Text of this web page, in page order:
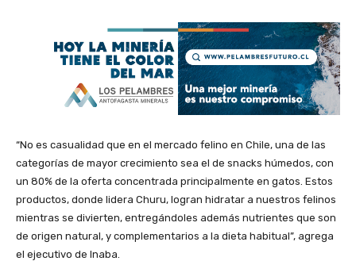
“No es casualidad que en el mercado felino en Chile, una de las
categorías de mayor crecimiento sea el de snacks húmedos, con
un 80% de la oferta concentrada principalmente en gatos. Estos
productos, donde lidera Churu, logran hidratar a nuestros felinos
mientras se divierten, entregándoles además nutrientes que son
de origen natural, y complementarios a la dieta habitual”, agrega
el ejecutivo de Inaba.